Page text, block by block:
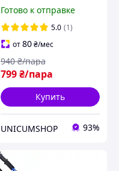
гор похода,
Туристические палки
Hechpro красные 3924-
1
Готово к отправке
5.0 (1)
от80₴/мес
799₴/пара
940 ₴/пара
Купить
UNICUMSHOP 93%